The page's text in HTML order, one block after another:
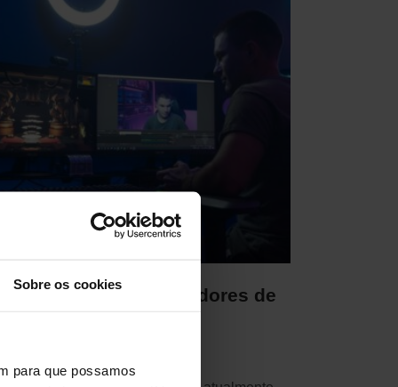
Sobre os cookies
para que possamos
Para os Criadores de